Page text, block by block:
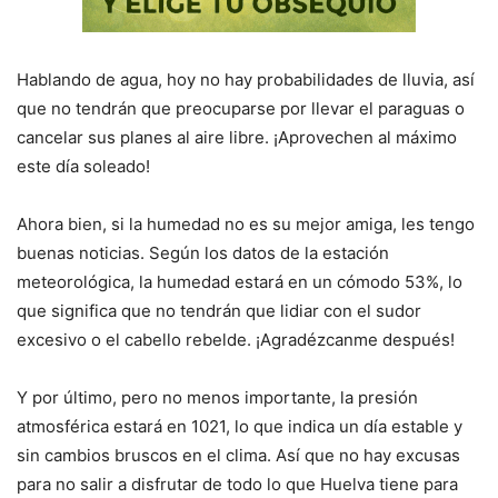
Hablando de agua, hoy no hay probabilidades de lluvia, así
que no tendrán que preocuparse por llevar el paraguas o
cancelar sus planes al aire libre. ¡Aprovechen al máximo
este día soleado!
Ahora bien, si la humedad no es su mejor amiga, les tengo
buenas noticias. Según los datos de la estación
meteorológica, la humedad estará en un cómodo 53%, lo
que significa que no tendrán que lidiar con el sudor
excesivo o el cabello rebelde. ¡Agradézcanme después!
Y por último, pero no menos importante, la presión
atmosférica estará en 1021, lo que indica un día estable y
sin cambios bruscos en el clima. Así que no hay excusas
para no salir a disfrutar de todo lo que Huelva tiene para